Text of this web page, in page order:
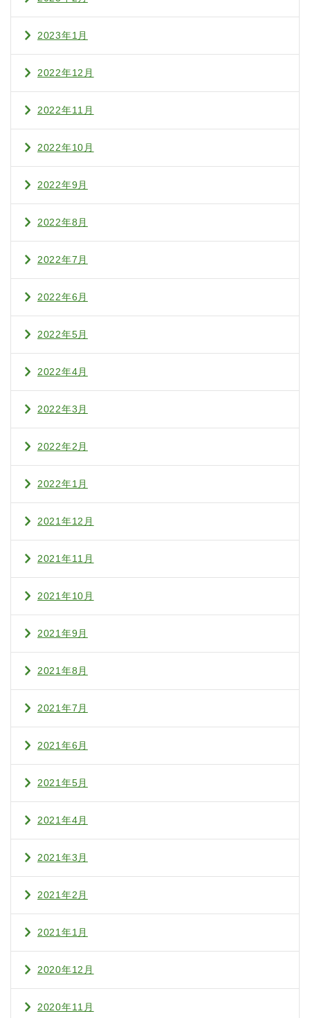
2023年1月
2022年12月
2022年11月
2022年10月
2022年9月
2022年8月
2022年7月
2022年6月
2022年5月
2022年4月
2022年3月
2022年2月
2022年1月
2021年12月
2021年11月
2021年10月
2021年9月
2021年8月
2021年7月
2021年6月
2021年5月
2021年4月
2021年3月
2021年2月
2021年1月
2020年12月
2020年11月